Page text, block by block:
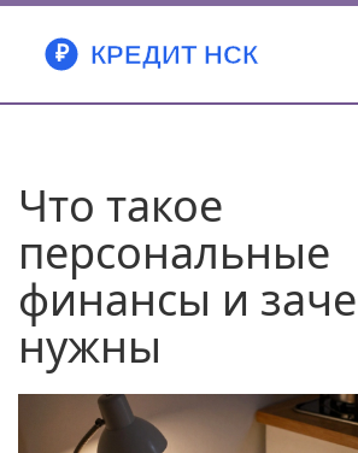
Что такое
персональные
финансы и
нужны